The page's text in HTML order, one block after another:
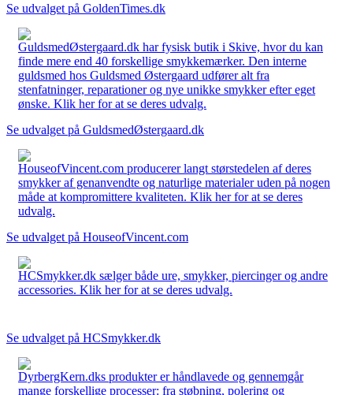
Se udvalget på GoldenTimes.dk
GuldsmedØstergaard.dk har fysisk butik i Skive, hvor du kan
finde mere end 40 forskellige smykkemærker. Den interne
guldsmed hos Guldsmed Østergaard udfører alt fra
stenfatninger, reparationer og nye unikke smykker efter eget
ønske. Klik her for at se deres udvalg.
Se udvalget på GuldsmedØstergaard.dk
HouseofVincent.com producerer langt størstedelen af deres
smykker af genanvendte og naturlige materialer uden på nogen
måde at kompromittere kvaliteten. Klik her for at se deres
udvalg.
Se udvalget på HouseofVincent.com
HCSmykker.dk sælger både ure, smykker, piercinger og andre
accessories. Klik her for at se deres udvalg.
Se udvalget på HCSmykker.dk
DyrbergKern.dks produkter er håndlavede og gennemgår
mange forskellige processer: fra støbning, polering og